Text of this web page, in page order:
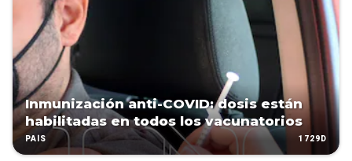
Inmunización anti-COVID: dosis están
habilitadas en todos los vacunatorios
PAÍS 1729D